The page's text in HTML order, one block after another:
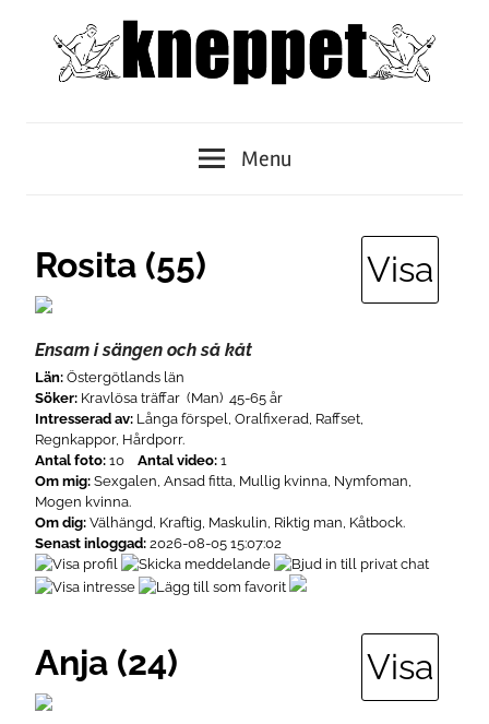
content
Menu
Rosita (55) Visa
Ensam i sängen och så kåt
Län: Östergötlands län
Söker: Kravlösa träffar (Man) 45-65 år
Intresserad av: Långa förspel, Oralfixerad, Raffset,
Regnkappor, Hårdporr.
Antal foto: 10 Antal video: 1
Om mig: Sexgalen, Ansad fitta, Mullig kvinna, Nymfoman,
Mogen kvinna.
Om dig: Välhängd, Kraftig, Maskulin, Riktig man, Kåtbock.
Senast inloggad: 2026-08-05 15:07:02
Anja (24) Visa